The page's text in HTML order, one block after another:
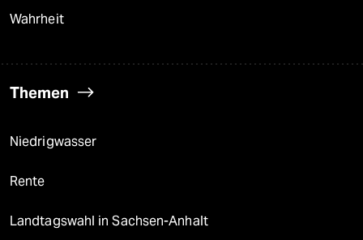
Wahrheit
Themen
Niedrigwasser
Rente
Landtagswahl in Sachsen-Anhalt